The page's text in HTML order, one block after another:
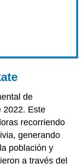
de
2022. Este
recorriendo
generando
población y
a través del